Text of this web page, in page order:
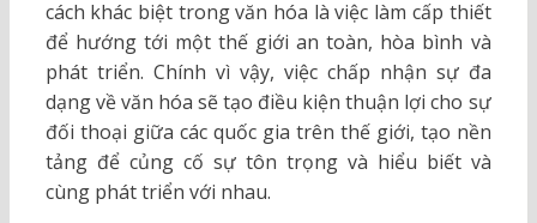
cách khác biệt trong văn hóa là việc làm cấp thiết
để hướng tới một thế giới an toàn, hòa bình và
phát triển. Chính vì vậy, việc chấp nhận sự đa
dạng về văn hóa sẽ tạo điều kiện thuận lợi cho sự
đối thoại giữa các quốc gia trên thế giới, tạo nền
tảng để củng cố sự tôn trọng và hiểu biết và
cùng phát triển với nhau.